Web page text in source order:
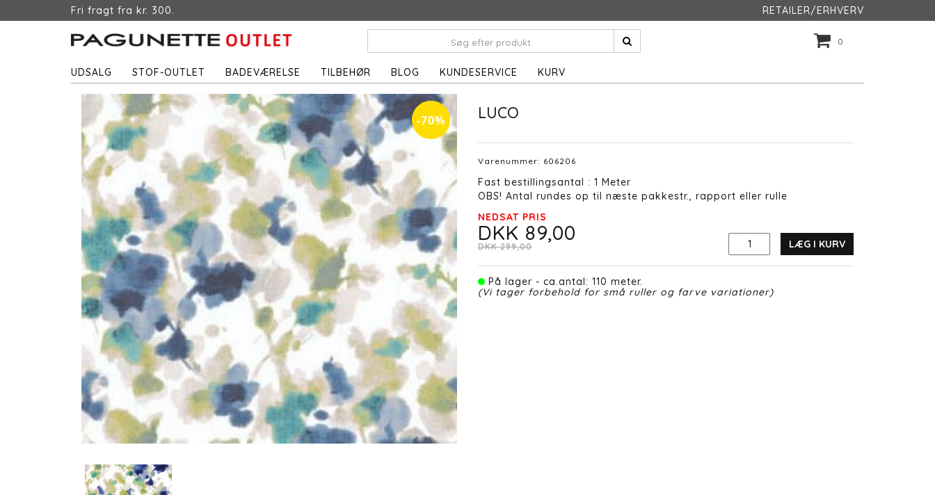
Fri fragt fra kr. 300. RETAILER/ERHVERV
0
UDSALG STOF-OUTLET BADEVÆRELSE TILBEHØR BLOG KUNDESERVICE KURV
-70% LUCO
Varenummer: 606206
Fast bestillingsantal : 1 Meter
OBS! Antal rundes op til næste pakkestr., rapport eller rulle
NEDSAT PRIS
DKK 89,00
DKK 299,00 LÆG I KURV
På lager - ca.antal: 110 meter.
(Vi tager forbehold for små ruller og farve variationer)